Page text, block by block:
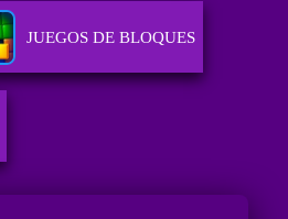
JUEGOS DE BLOQUES